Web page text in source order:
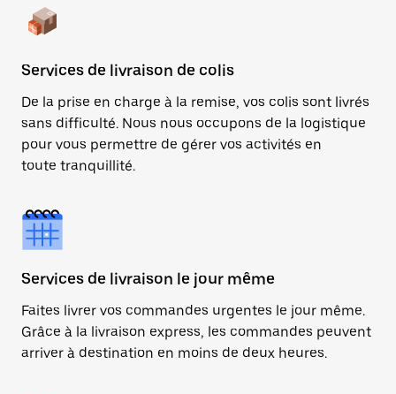
Services de livraison de colis
De la prise en charge à la remise, vos colis sont livrés
sans difficulté. Nous nous occupons de la logistique
pour vous permettre de gérer vos activités en
toute tranquillité.
Services de livraison le jour même
Faites livrer vos commandes urgentes le jour même.
Grâce à la livraison express, les commandes peuvent
arriver à destination en moins de deux heures.